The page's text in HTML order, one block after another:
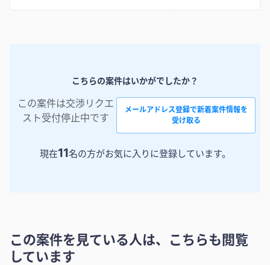
こちらの案件はいかがでしたか？
この案件は交渉リクエ
スト受付停止中です
メールアドレス登録で新着案件情報を
受け取る
現在11名の方がお気に入りに登録しています。
この案件を見ている人は、こちらも閲覧
しています